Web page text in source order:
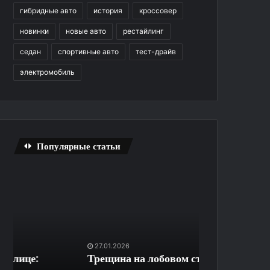
гибридные авто история кроссовер
новинки новые авто рестайлинг
седан спортивные авто тест-драйв
электромобиль
Популярные статьи
какТрещина на лобовом стекле — не
придомовую